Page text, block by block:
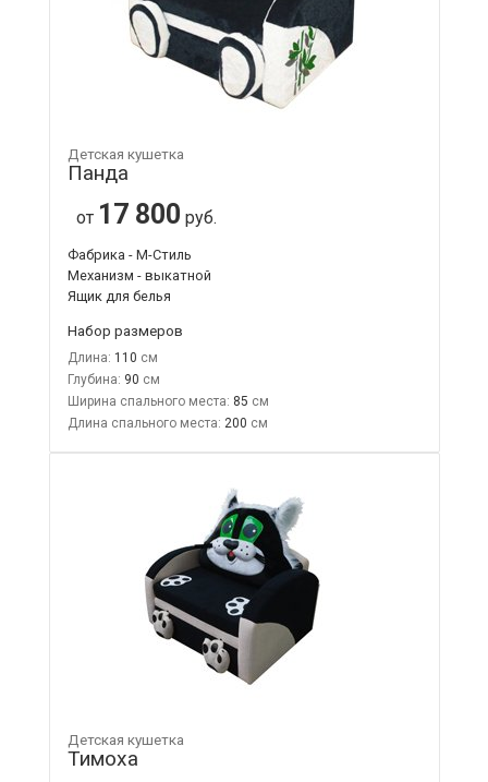
Детская кушетка
Панда
от 17 800 руб.
Фабрика - М-Стиль
Механизм - выкатной
Ящик для белья
Набор размеров
Длина: 110
Глубина: 90
Ширина спального места: 85
Длина спального места: 200
Детская кушетка
Тимоха